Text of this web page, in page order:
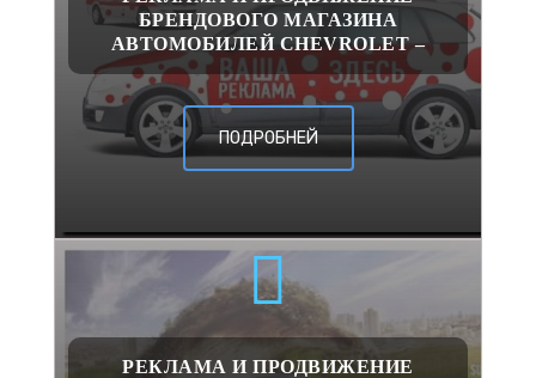
БРЕНДОВОГО МАГАЗИНА
АВТОМОБИЛЕЙ CHEVROLET –
ПОДРОБНЕЙ
РЕКЛАМА И ПРОДВИЖЕНИЕ